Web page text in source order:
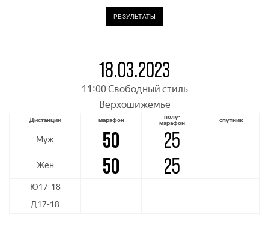
РЕЗУЛЬТАТЫ
18.03.2023
11:00 Свободный стиль
Верхошижемье
Дистанции марафон полу-
марафон спутник
Муж 50 25
Жен 50 25
Ю17-18
Д17-18